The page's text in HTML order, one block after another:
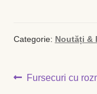
Categorie: Noutăți &
Navigare
Articolul
Fursecuri cu